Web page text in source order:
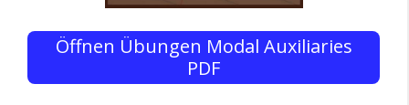
Öffnen Übungen Modal Auxiliaries
PDF